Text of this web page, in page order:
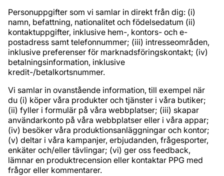
Personuppgifter som vi samlar in direkt från dig: (i)
namn, befattning, nationalitet och födelsedatum (ii)
kontaktuppgifter, inklusive hem-, kontors- och e-
postadress samt telefonnummer; (iii) intresseområden,
inklusive preferenser för marknadsföringskontakt; (iv)
betalningsinformation, inklusive
kredit-/betalkortsnummer.
Vi samlar in ovanstående information, till exempel när
du (i) köper våra produkter och tjänster i våra butiker;
(ii) fyller i formulär på våra webbplatser; (iii) skapar
användarkonto på våra webbplatser eller i våra appar;
(iv) besöker våra produktionsanläggningar och kontor;
(v) deltar i våra kampanjer, erbjudanden, frågesporter,
enkäter och/eller tävlingar; (vi) ger oss feedback,
lämnar en produktrecension eller kontaktar PPG med
frågor eller kommentarer.